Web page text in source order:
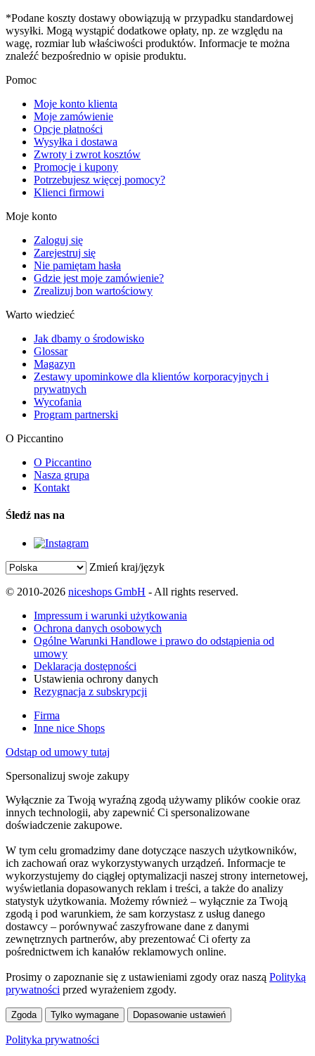
*Podane koszty dostawy obowiązują w przypadku standardowej
wysyłki. Mogą wystąpić dodatkowe opłaty, np. ze względu na
wagę, rozmiar lub właściwości produktów. Informacje te można
znaleźć bezpośrednio w opisie produktu.
Pomoc
Moje konto klienta
Moje zamówienie
Opcje płatności
Wysyłka i dostawa
Zwroty i zwrot kosztów
Promocje i kupony
Potrzebujesz więcej pomocy?
Klienci firmowi
Moje konto
Zaloguj się
Zarejestruj się
Nie pamiętam hasła
Gdzie jest moje zamówienie?
Zrealizuj bon wartościowy
Warto wiedzieć
Jak dbamy o środowisko
Glossar
Magazyn
Zestawy upominkowe dla klientów korporacyjnych i
prywatnych
Wycofania
Program partnerski
O Piccantino
O Piccantino
Nasza grupa
Kontakt
Śledź nas na
Zmień kraj/język
© 2010-2026 niceshops GmbH - All rights reserved.
Impressum i warunki użytkowania
Ochrona danych osobowych
Ogólne Warunki Handlowe i prawo do odstąpienia od
umowy
Deklaracja dostępności
Ustawienia ochrony danych
Rezygnacja z subskrypcji
Firma
Inne nice Shops
Odstąp od umowy tutaj
Spersonalizuj swoje zakupy
Wyłącznie za Twoją wyraźną zgodą używamy plików cookie oraz
innych technologii, aby zapewnić Ci spersonalizowane
doświadczenie zakupowe.
W tym celu gromadzimy dane dotyczące naszych użytkowników,
ich zachowań oraz wykorzystywanych urządzeń. Informacje te
wykorzystujemy do ciągłej optymalizacji naszej strony internetowej,
wyświetlania dopasowanych reklam i treści, a także do analizy
statystyk użytkowania. Możemy również – wyłącznie za Twoją
zgodą i pod warunkiem, że sam korzystasz z usług danego
dostawcy – porównywać zaszyfrowane dane z danymi
zewnętrznych partnerów, aby prezentować Ci oferty za
pośrednictwem ich kanałów reklamowych online.
Prosimy o zapoznanie się z ustawieniami zgody oraz naszą Polityką
prywatności przed wyrażeniem zgody.
Zgoda Tylko wymagane Dopasowanie ustawień
Polityka prywatności